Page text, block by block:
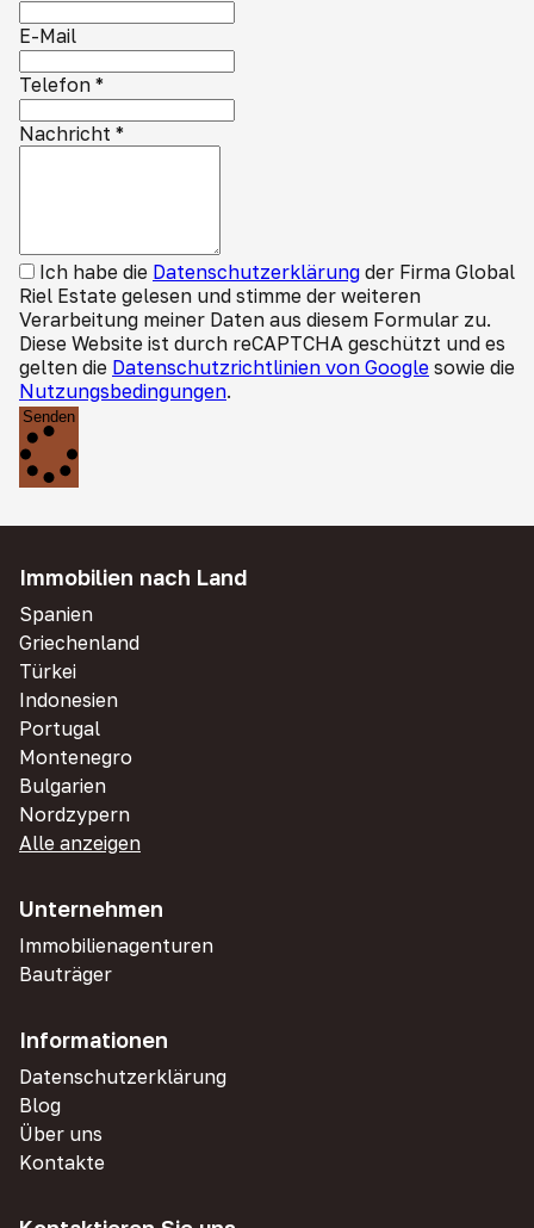
E-Mail
Telefon *
Nachricht *
Ich habe die Datenschutzerklärung der Firma Global
Riel Estate gelesen und stimme der weiteren
Verarbeitung meiner Daten aus diesem Formular zu.
Diese Website ist durch reCAPTCHA geschützt und es
gelten die Datenschutzrichtlinien von Google sowie die
Nutzungsbedingungen.
Senden
Immobilien nach Land
Spanien
Griechenland
Türkei
Indonesien
Portugal
Montenegro
Bulgarien
Nordzypern
Alle anzeigen
Unternehmen
Immobilienagenturen
Bauträger
Informationen
Datenschutzerklärung
Blog
Über uns
Kontakte